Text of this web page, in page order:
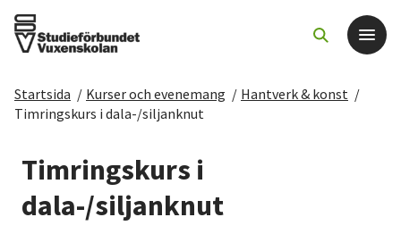
Det här gör vi
För dig som
Sök kurser och evenemang
Startsida / Kurser och evenemang / Hantverk & konst /
Timringskurs i dala-/siljanknut
Timringskurs i
dala-/siljanknut